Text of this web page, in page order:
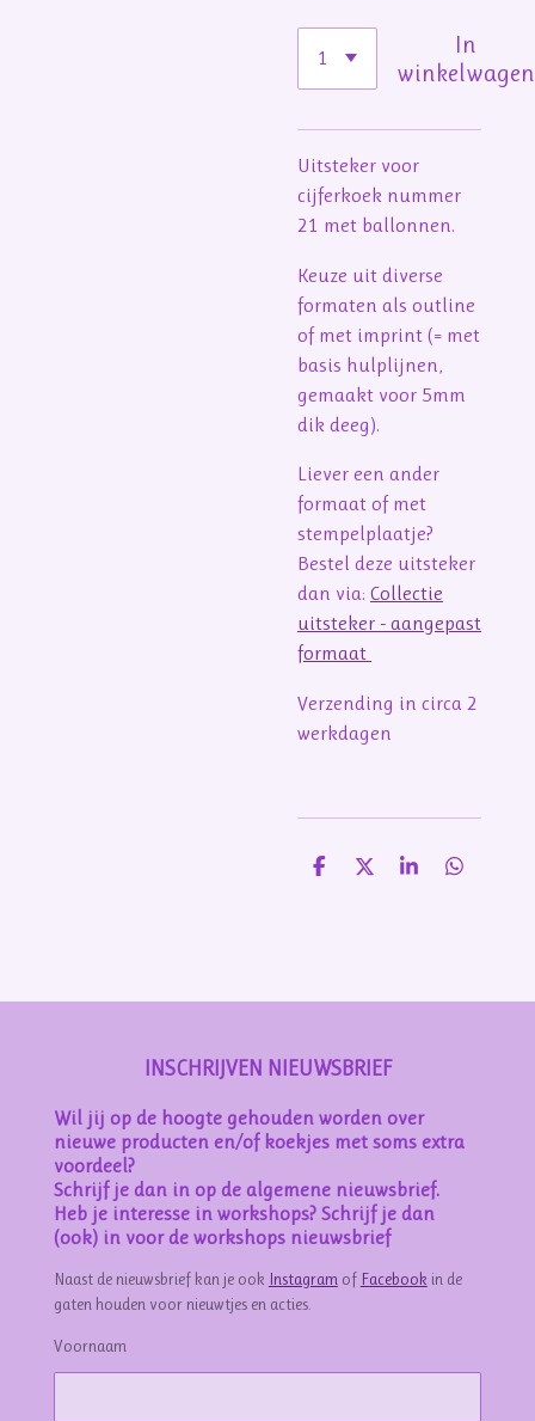
In
winkelwagen
Uitsteker voor
cijferkoek nummer
21 met ballonnen.
Keuze uit diverse
formaten als outline
of met imprint (= met
basis hulplijnen,
gemaakt voor 5mm
dik deeg).
Liever een ander
formaat of met
stempelplaatje?
Bestel deze uitsteker
dan via: Collectie
uitsteker - aangepast
formaat
Verzending in circa 2
werkdagen
D
D
S
D
INSCHRIJVEN NIEUWSBRIEF
Wil jij op de hoogte gehouden worden over
nieuwe producten en/of koekjes met soms extra
voordeel?
Schrijf je dan in op de algemene nieuwsbrief.
Heb je interesse in workshops? Schrijf je dan
(ook) in voor de workshops nieuwsbrief
Naast de nieuwsbrief kan je ook Instagram of Facebook in de
gaten houden voor nieuwtjes en acties.
Voornaam